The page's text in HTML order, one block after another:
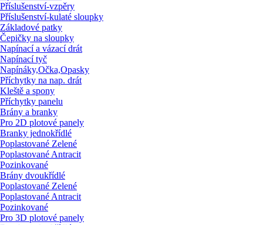
Příslušenství-vzpěry
Příslušenství-kulaté sloupky
Základové patky
Čepičky na sloupky
Napínací a vázací drát
Napínací tyč
Napínáky,Očka,Opasky
Příchytky na nap. drát
Kleště a spony
Příchytky panelu
Brány a branky
Pro 2D plotové panely
Branky jednokřídlé
Poplastované Zelené
Poplastované Antracit
Pozinkované
Brány dvoukřídlé
Poplastované Zelené
Poplastované Antracit
Pozinkované
Pro 3D plotové panely